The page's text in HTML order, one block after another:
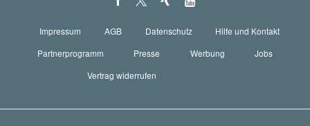
Impressum AGB Datenschutz
Hilfe und Kontakt
Partnerprogramm
Presse Werbung
Jobs
Vertrag widerrufen